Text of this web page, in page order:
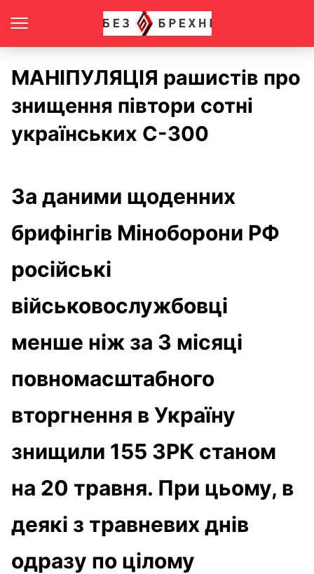
МАНІПУЛЯЦІЯ рашистів про
знищення півтори сотні
українських С-300
За даними щоденних
брифінгів Міноборони РФ
російські
військовослужбовці
менше ніж за 3 місяці
повномасштабного
вторгнення в Україну
знищили 155 ЗРК станом
на 20 травня. При цьому, в
деякі з травневих днів
одразу по цілому